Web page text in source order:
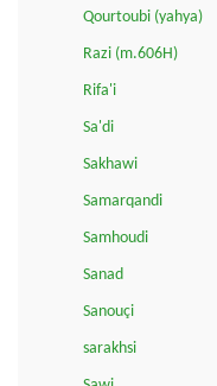
Qourtoubi (yahya)
Razi (m.606H)
Rifa'i
Sa'di
Sakhawi
Samarqandi
Samhoudi
Sanad
Sanouçi
sarakhsi